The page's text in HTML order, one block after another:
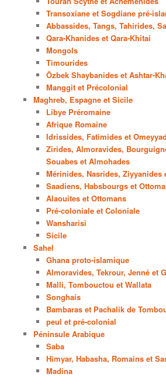
Transoxiane et Sogdiane pré-
Abbassides, Tangs, Tahirides,
Qara-Khanides et Qara-Khitai
Mongols
Timourides
Özbek Shaybanides et Ashtar-
Manggit et Précolonial
Maghreb, Espagne et Sicile
Libye Préromaine
Afrique Romaine
Idrissides, Fatimides et
Zirides, Almoravides,
Souabes et Almohades
Mérinides, Nasrides, Ziyyanides
Saadiens, Habsbourgs et
Alaouites et Ottomans
Pré-coloniale et Coloniale
Wansharisi
Sicile
Sahel
Ghana proto-islamique
Almoravides, Tekrour, Jenné et
Malli, Tombouctou et Wallata
Songhais
Bambaras et Pachalik de
peul et pré-colonial
Péninsule Arabique
Saba
Himyar, Habasha, Romains et
Madina